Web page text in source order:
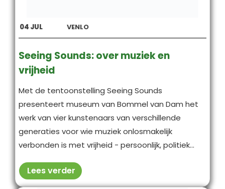
04 JUL VENLO
Seeing Sounds: over muziek en
vrijheid
Met de tentoonstelling Seeing Sounds
presenteert museum van Bommel van Dam het
werk van vier kunstenaars van verschillende
generaties voor wie muziek onlosmakelijk
verbonden is met vrijheid - persoonlijk, politiek...
Lees verder